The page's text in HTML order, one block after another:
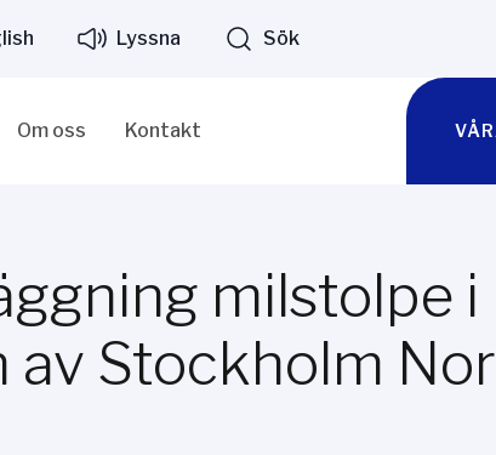
Lyssna Sök
Om oss Kontakt
milstolpe i
av Stockholm